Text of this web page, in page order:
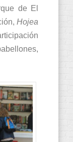
de El
Hojea